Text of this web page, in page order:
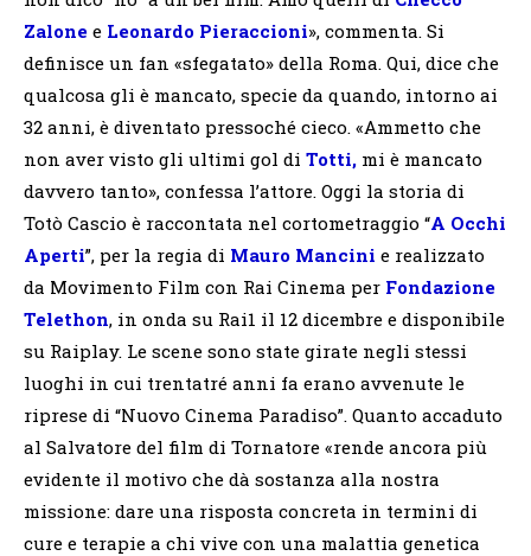
Zalone e Leonardo Pieraccioni», commenta. Si
definisce un fan «sfegatato» della Roma. Qui, dice che
qualcosa gli è mancato, specie da quando, intorno ai
32 anni, è diventato pressoché cieco. «Ammetto che
non aver visto gli ultimi gol di Totti, mi è mancato
davvero tanto», confessa l’attore. Oggi la storia di
Totò Cascio è raccontata nel cortometraggio “A Occhi
Aperti”, per la regia di Mauro Mancini e realizzato
da Movimento Film con Rai Cinema per Fondazione
Telethon, in onda su Rai1 il 12 dicembre e disponibile
su Raiplay. Le scene sono state girate negli stessi
luoghi in cui trentatré anni fa erano avvenute le
riprese di “Nuovo Cinema Paradiso”. Quanto accaduto
al Salvatore del film di Tornatore «rende ancora più
evidente il motivo che dà sostanza alla nostra
missione: dare una risposta concreta in termini di
cure e terapie a chi vive con una malattia genetica